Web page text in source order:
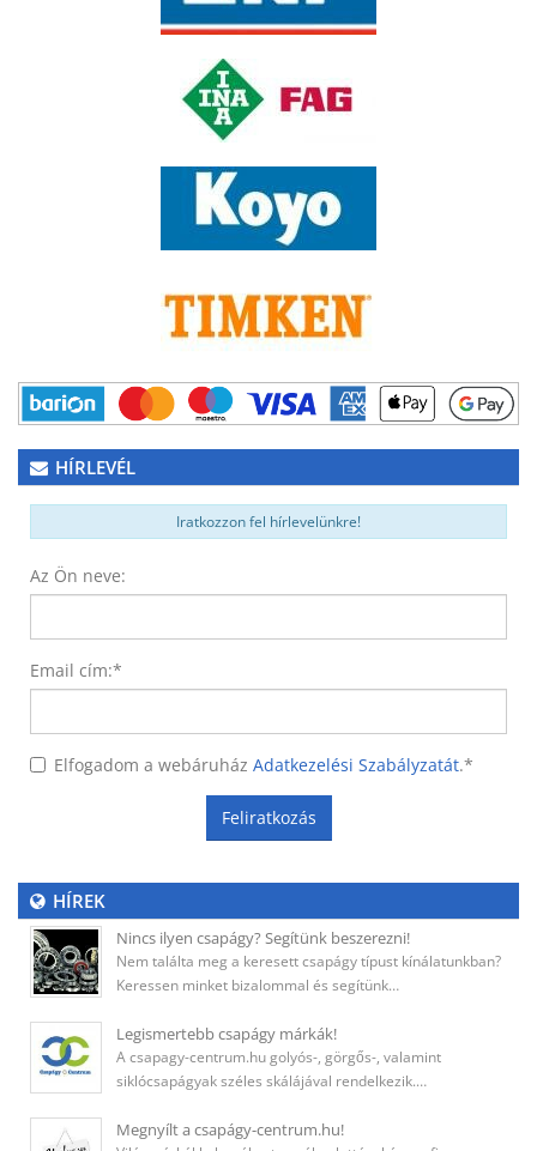
HÍRLEVÉL
Iratkozzon fel hírlevelünkre!
Az Ön neve:
Email cím:*
Elfogadom a webáruház Adatkezelési Szabályzatát.*
Feliratkozás
HÍREK
Nincs ilyen csapágy? Segítünk beszerezni!
Nem találta meg a keresett csapágy típust kínálatunkban?
Keressen minket bizalommal és segítünk…
Legismertebb csapágy márkák!
A csapagy-centrum.hu golyós-, görgős-, valamint
siklócsapágyak széles skálájával rendelkezik.…
Megnyílt a csapágy-centrum.hu!